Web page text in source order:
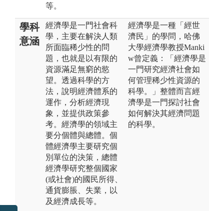
等。
學科
意涵
經濟學是一門社會科
學，主要在解決人類
所面臨稀少性的問
題，也就是以有限的
資源滿足無窮的慾
望。透過科學的方
法，說明經濟體系的
運作，分析經濟現
象，並提供政策參
考。經濟學的領域主
要分個體與總體。個
體經濟學主要研究個
別單位的決策，總體
經濟學研究整個國家
(或社會)的國民所得、
通貨膨脹、失業，以
及經濟成長等。
經濟學是一種「經世
濟民」的學問，哈佛
大學經濟學教授Manki
w曾定義：「經濟學是
一門研究經濟社會如
何管理稀少性資源的
科學。」整體而言經
濟學是一門探討社會
如何解決其經濟問題
的科學。